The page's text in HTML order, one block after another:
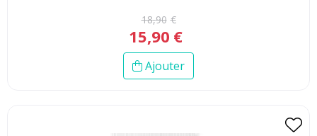
18,90 €
15,90 €
Ajouter